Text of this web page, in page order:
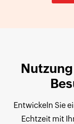
Entwickeln Sie
Echtzeit mit